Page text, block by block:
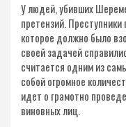
У людей, убивших
претензий. Преступники
которое должно было
своей задачей
считается одним из
собой огромное
идет о грамотно
виновных лиц.